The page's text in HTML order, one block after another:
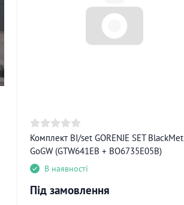
Комплект BI/set GORENJE SET BlackMet
GoGW (GTW641EB + BO6735E05B)
В наявності
Під замовлення